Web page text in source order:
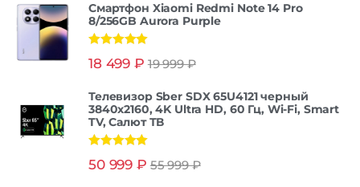
Смартфон Xiaomi Redmi Note 14 Pro
8/256GB Aurora Purple
из 5
18 499 ₽ 19 999₽
Телевизор Sber SDX 65U4121 черный
3840x2160, 4K Ultra HD, 60 Гц, Wi-Fi, Smart
TV, Салют ТВ
из 5
50 999 ₽ 55 999₽